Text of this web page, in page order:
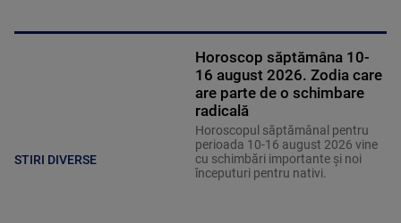
STIRI DIVERSE
Horoscop săptămâna 10-
16 august 2026. Zodia care
are parte de o schimbare
radicală
Horoscopul săptămânal pentru
perioada 10-16 august 2026 vine
cu schimbări importante și noi
începuturi pentru nativi.